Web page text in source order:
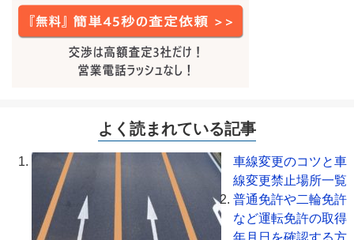
よく読まれている記事
車線変更のコツと車
線変更禁止場所一覧
普通免許や二輪免許
など運転免許の取得